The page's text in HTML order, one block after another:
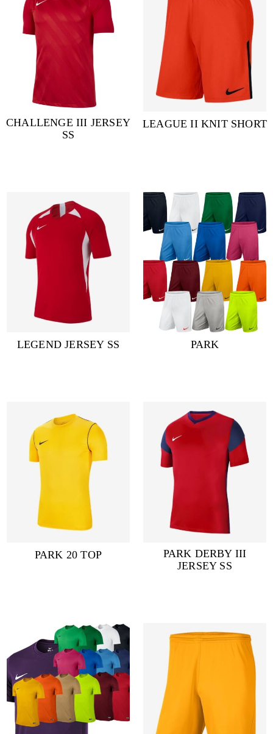
CHALLENGE III JERSEY
SS
LEAGUE II KNIT SHORT
LEGEND JERSEY SS PARK
PARK 20 TOP
PARK DERBY III
JERSEY SS